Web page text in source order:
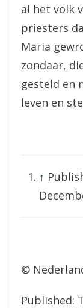
al het volk
priesters
Maria
zondaar,
gesteld en
leven en
↑
©
Published: